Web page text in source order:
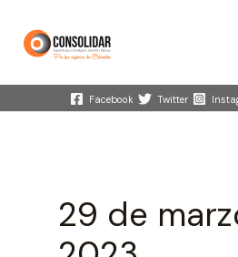
contenido
Facebook Twitter
29 de